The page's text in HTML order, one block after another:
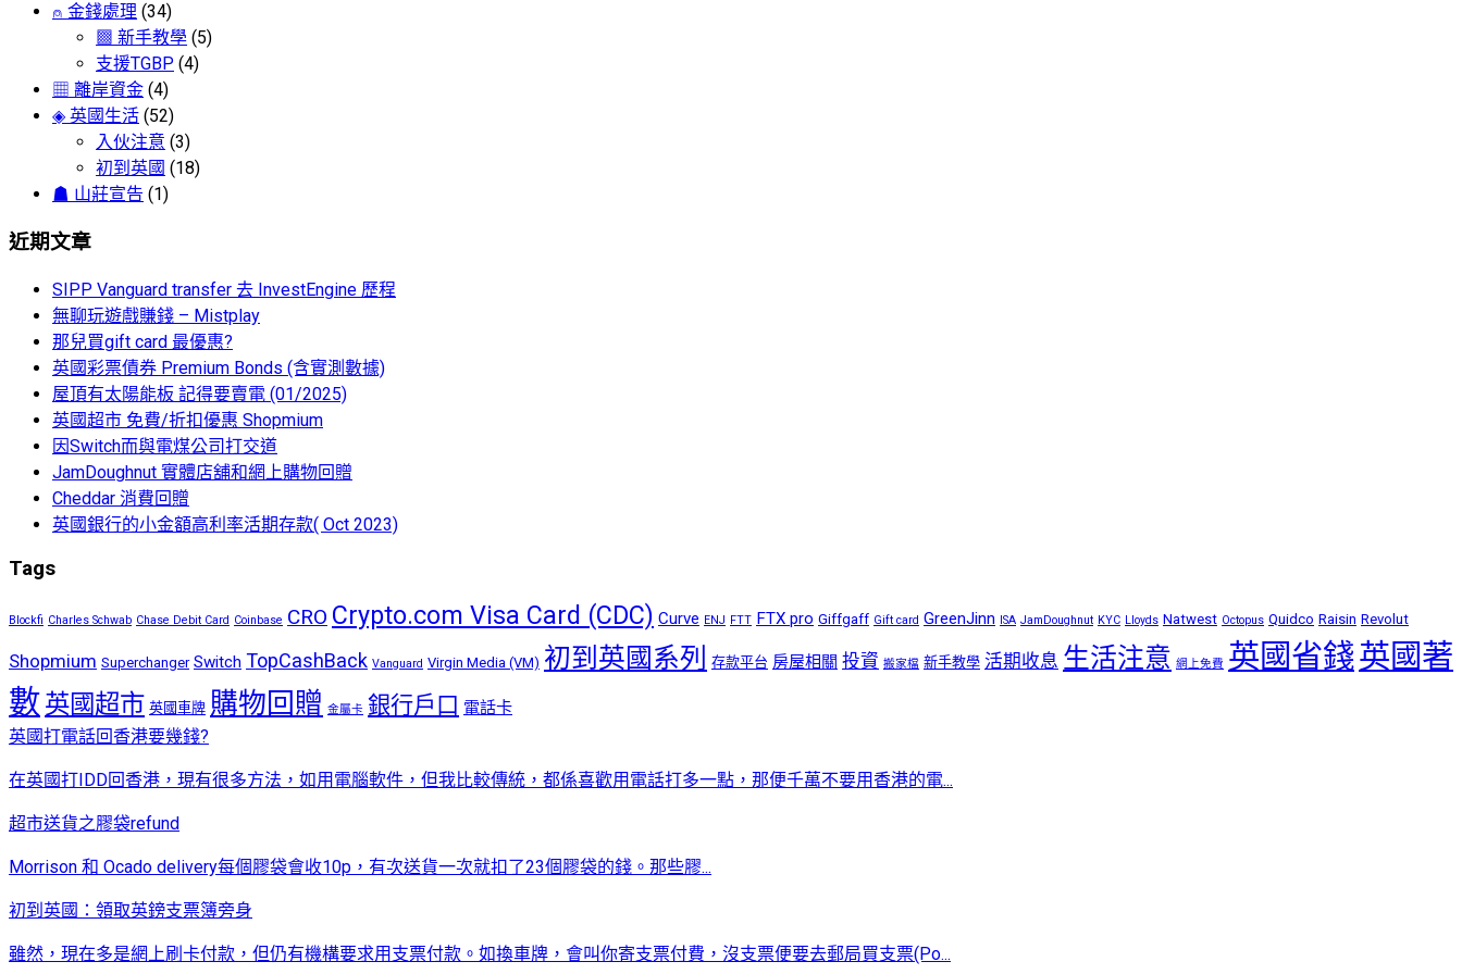
⍝ 金錢處理 (34)
▩ 新手教學 (5)
支援TGBP (4)
▦ 離岸資金 (4)
◈ 英國生活 (52)
入伙注意 (3)
初到英國 (18)
☗ 山莊宣告 (1)
近期文章
SIPP Vanguard transfer 去 InvestEngine 歷程
無聊玩遊戲賺錢 – Mistplay
那兒買gift card 最優惠?
英國彩票債券 Premium Bonds (含實測數據)
屋頂有太陽能板 記得要賣電 (01/2025)
英國超市 免費/折扣優惠 Shopmium
因Switch而與電煤公司打交道
JamDoughnut 實體店舖和網上購物回贈
Cheddar 消費回贈
英國銀行的小金額高利率活期存款( Oct 2023)
Tags
Blockfi Charles Schwab Chase Debit Card Coinbase CRO Crypto.com Visa Card (CDC) Curve ENJ FTT FTX pro Giffgaff Gift card GreenJinn ISA JamDoughnut KYC Lloyds Natwest Octopus Quidco Raisin Revolut
Shopmium Superchanger Switch TopCashBack Vanguard Virgin Media (VM) 初到英國系列 存款平台 房屋相關 投資 搬家檔 新手教學 活期收息 生活注意 網上免費 英國省錢英國著
數英國超市 英國車牌 購物回贈 金屬卡 銀行戶口 電話卡
英國打電話回香港要幾錢?
在英國打IDD回香港，現有很多方法，如用電腦軟件，但我比較傳統，都係喜歡用電話打多一點，那便千萬不要用香港的電...
超市送貨之膠袋refund
Morrison 和 Ocado delivery每個膠袋會收10p，有次送貨一次就扣了23個膠袋的錢。那些膠...
初到英國：領取英鎊支票簿旁身
雖然，現在多是網上刷卡付款，但仍有機構要求用支票付款。如換車牌，會叫你寄支票付費，沒支票便要去郵局買支票(Po...